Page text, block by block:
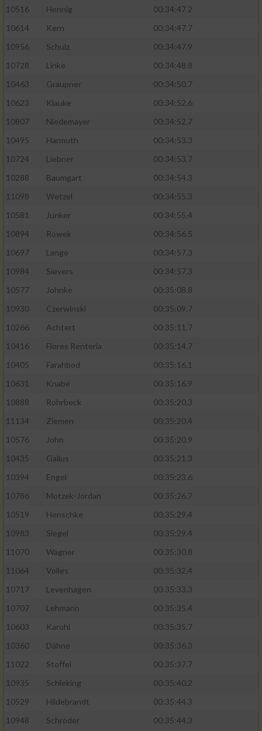
10516 Hennig
00:34:47.2
10614
Kern
00:34:47.7
10956
Schulz
00:34:47.9
10728
Linke
00:34:48.8
10463
Graupner
00:34:50.7
10623
Klauke
00:34:52.6
10807
Niedemayer
00:34:52.7
10495
Harmuth
00:34:53.3
10724
Liebner
00:34:53.7
10288
Baumgart
00:34:54.3
11098
Wetzel
00:34:55.3
10581
Junker
00:34:55.4
10894
Rowek
00:34:56.5
10697
Lange
00:34:57.3
10984
Sievers
00:34:57.3
10577
Johnke
00:35:08.8
10930
Czerwinski
00:35:09.7
10266
Achtert
00:35:11.7
10416
Flores Renteria
00:35:14.7
10405
Farahbod
00:35:16.1
10631
Knabe
00:35:16.9
10888
Rohrbeck
00:35:20.3
11134
Ziemen
00:35:20.4
10576
John
00:35:20.9
10435
Gallus
00:35:21.3
10394
Engel
00:35:23.6
10786
Motzek-Jordan
00:35:26.7
10519
Henschke
00:35:29.4
10983
Siegel
00:35:29.4
11070
Wagner
00:35:30.8
11064
Volles
00:35:32.4
10717
Levenhagen
00:35:33.3
10707
Lehmann
00:35:35.4
10603
Karohl
00:35:35.7
10360
Dähne
00:35:36.3
11022
Stoffel
00:35:37.7
10935
Schleking
00:35:40.2
10529
Hildebrandt
00:35:44.3
10948
Schröder
00:35:44.3